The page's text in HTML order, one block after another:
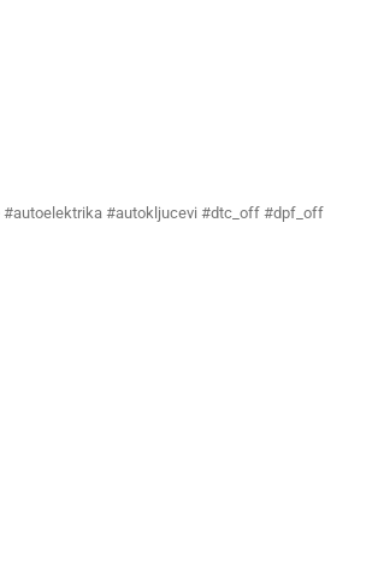
#autokljucevi #dtc_off #dpf_off